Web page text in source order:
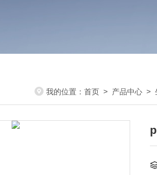
我的位置： 首页 > 产品中心 >